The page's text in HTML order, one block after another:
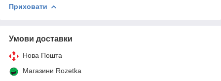
Приховати
Умови доставки
Нова Пошта
Магазини Rozetka